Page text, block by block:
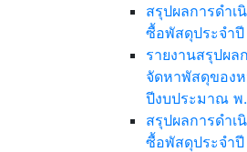
สรุปผลการดำเ
ซื้อพัสดุประจำ
รายงานสรุปผล
จัดหาพัสดุของ
ปีงบประมาณ พ
สรุปผลการดำเ
ซื้อพัสดุประจำ